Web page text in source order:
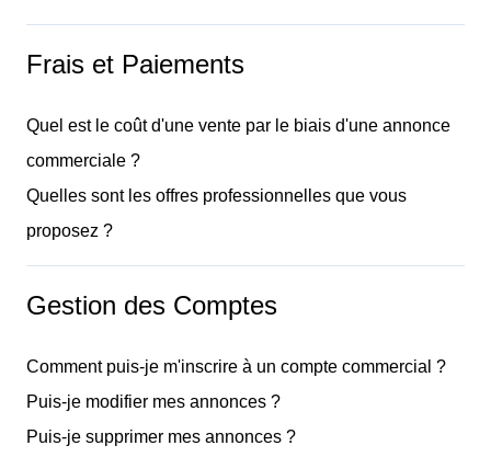
Frais et Paiements
Quel est le coût d'une vente par le biais d'une annonce
commerciale ?
Quelles sont les offres professionnelles que vous
proposez ?
Gestion des Comptes
Comment puis-je m'inscrire à un compte commercial ?
Puis-je modifier mes annonces ?
Puis-je supprimer mes annonces ?